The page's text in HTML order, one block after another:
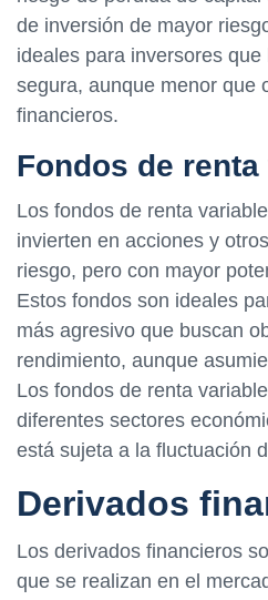
de inversión de mayor
ideales para inversores
segura, aunque menor que
financieros.
Fondos de
Los fondos de renta
invierten en acciones y
riesgo, pero con mayor
Estos fondos son ideales
más agresivo que buscan
rendimiento, aunque
Los fondos de renta
diferentes sectores
está sujeta a la fluctuación
Derivados
Los derivados financieros
que se realizan en el